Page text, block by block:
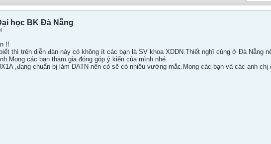
học BK Đà Nẵng
!!
thì trên diễn đàn này có không ít các bạn là SV khoa XDDN.Thiết nghĩ cùng ở Đà Nẵng
các bạn tham gia đóng góp ý kiến của mình nhé.
,đang chuẩn bị làm DATN nên có sẽ có nhiều vướng mắc.Mong các bạn và các anh chị